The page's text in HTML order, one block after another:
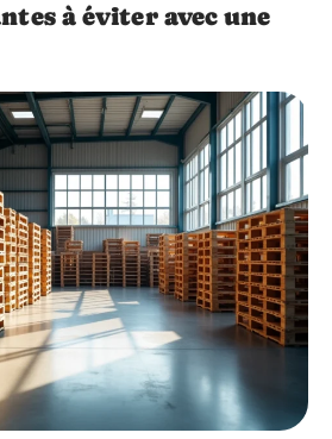
à éviter avec une